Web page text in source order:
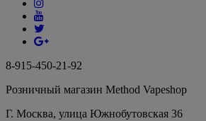
8-915-450-21-92
Розничный магазин Method Vapeshop
Г. Москва, улица Южнобутовская 36